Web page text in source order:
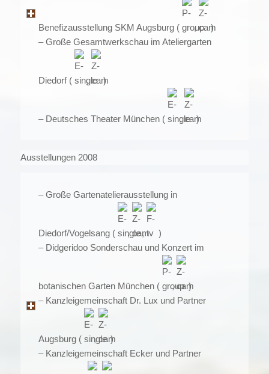
Benefizausstellung SKM Augsburg ( ,
)
– Große Gesamtwerkschau im Ateliergarten
Diedorf ( , )
– Deutsches Theater München ( , )
Ausstellungen 2008
– Große Gartenatelierausstellung in
Diedorf/Vogelsang ( , ,
)
– Didgeridoo Sonderschau und Konzert im
botanischen Garten München ( ,
)
– Kanzleigemeinschaft Dr. Lux und Partner
Augsburg ( ,
)
– Kanzleigemeinschaft Ecker und Partner